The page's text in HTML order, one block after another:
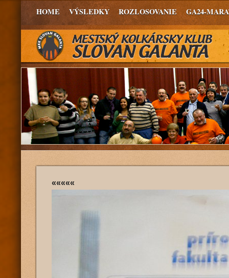
HOME VÝSLEDKY ROZLOSOVANIE GA24-
«««««